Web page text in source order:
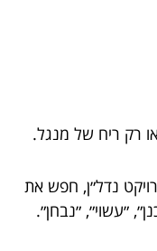
רק ריח של מנגל.
נדל״ן, חפש את
״עשוי״, ״נבחן״.